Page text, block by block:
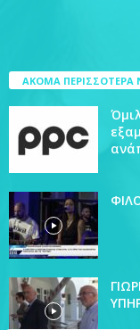
ΑΚΟΜΑ ΠΕΡΙΣΣΟΤΕΡΑ